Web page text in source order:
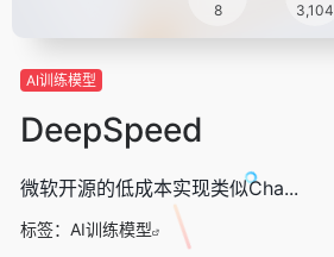
8 3,104
AI训练模型
DeepSpeed
微软开源的低成本实现类似Cha...
标签： AI训练模型